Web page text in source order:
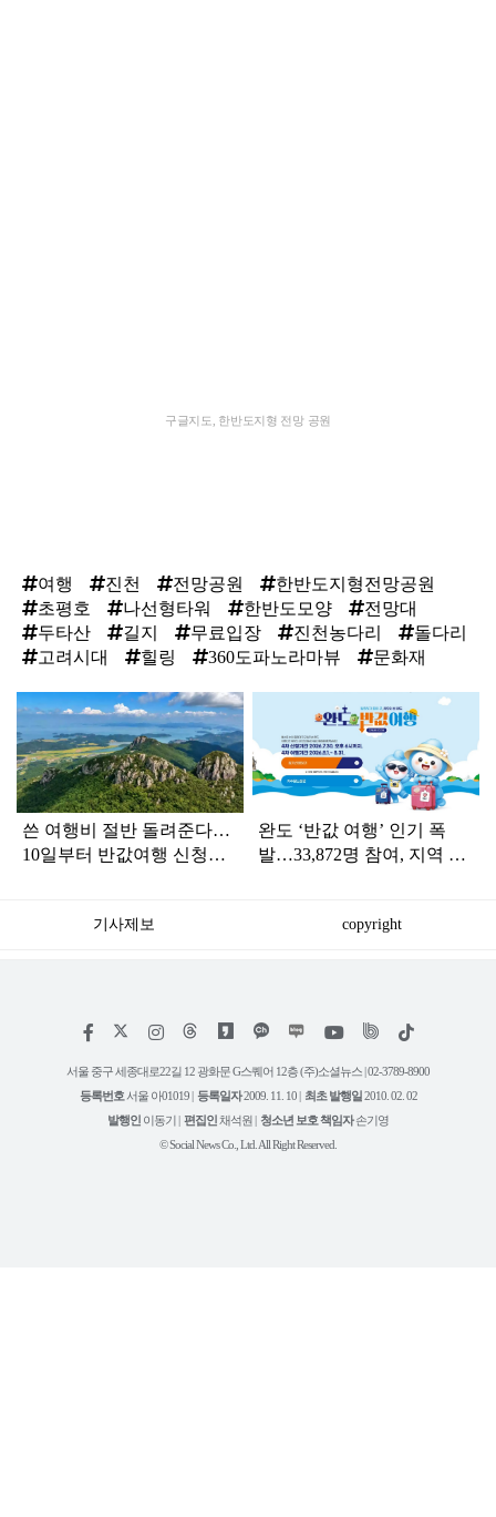
구글지도, 한반도지형 전망 공원
여행 진천 전망공원
한반도지형전망공원
초평호
나선형타워 한반도모양
전망대
두타산
길지 무료입장 진천농다리
돌다리
고려시대
힐링 360도파노라마뷰 문화재
탑
인
쓴 여행비 절반 돌려준다…
10일부터 반값여행 신청받
완도 ‘반값 여행’ 인기 폭
발…33,872명 참여, 지역 소
기사제보 copyright
페
스
인
타
램
위
트
유
튜
틱
서울 중구 세종대로22길 12 광화문 G스퀘어 12층 (주)소셜뉴스 | 02-3789-8900
등록번호 서울 아01019 | 등록일자2009. 11. 10 | 최초 발행일2010. 02. 02
발행인 이동기 | 편집인채석원 | 청소년 보호 책임자손기영
© Social News Co., Ltd. All Right Reserved.